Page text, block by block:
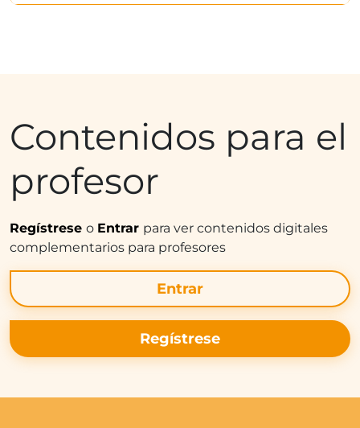
Contenidos para el
profesor
Regístrese o Entrar para ver contenidos digitales
complementarios para profesores
Entrar
Regístrese